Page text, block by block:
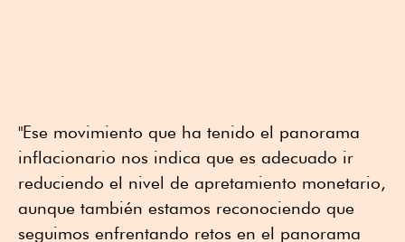
"Ese movimiento que ha tenido el panorama
inflacionario nos indica que es adecuado ir
reduciendo el nivel de apretamiento monetario,
aunque también estamos reconociendo que
seguimos enfrentando retos en el panorama